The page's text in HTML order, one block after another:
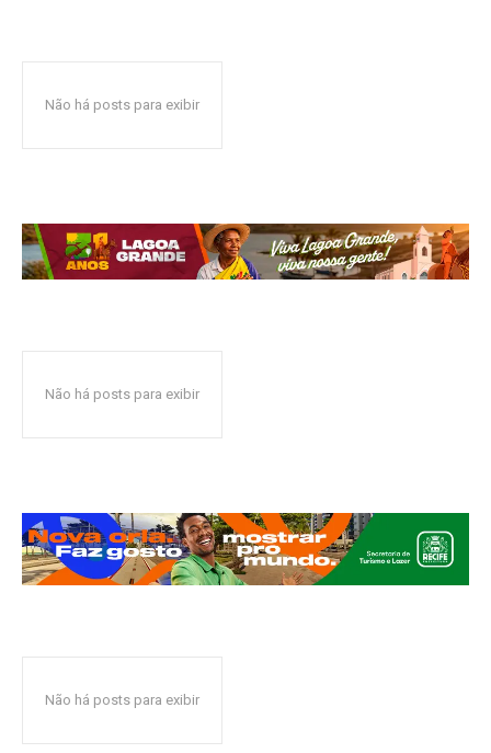
Não há posts para exibir
Não há posts para exibir
Não há posts para exibir